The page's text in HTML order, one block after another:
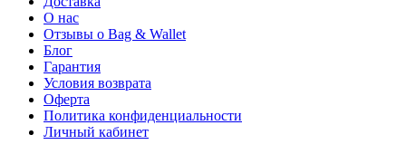
О нас
Отзывы о Bag & Wallet
Блог
Гарантия
Условия возврата
Оферта
Политика конфиденциальности
Личный кабинет